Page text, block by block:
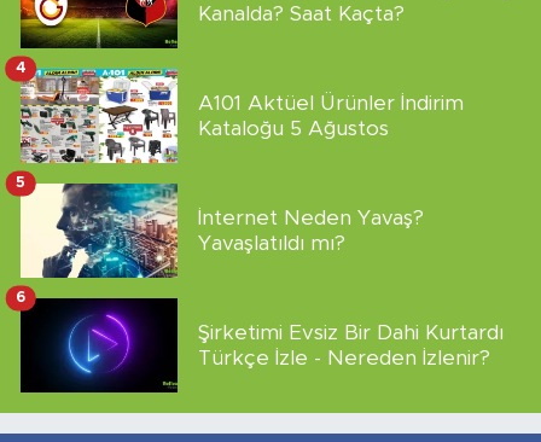
Kanalda? Saat Kaçta?
A101 Aktüel Ürünler İndirim
Kataloğu 5 Ağustos
4
İnternet Neden Yavaş?
Yavaşlatıldı mı?
5
Şirketimi Evsiz Bir Dahi Kurtardı
Türkçe İzle - Nereden İzlenir?
6